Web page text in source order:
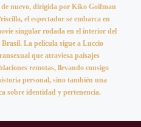
nuevo, dirigida por Kiko Goifman
el espectador se embarca en
singular rodada en el interior del
Brasil. La película sigue a Luccio
que atraviesa paisajes
remotas, llevando consigo
personal, sino también una
sobre identidad y pertenencia.